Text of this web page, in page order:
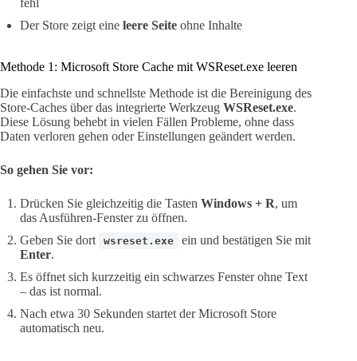
fehl
Der Store zeigt eine leere Seite ohne Inhalte
Methode 1: Microsoft Store Cache mit WSReset.exe leeren
Die einfachste und schnellste Methode ist die Bereinigung des
Store-Caches über das integrierte Werkzeug WSReset.exe.
Diese Lösung behebt in vielen Fällen Probleme, ohne dass
Daten verloren gehen oder Einstellungen geändert werden.
So gehen Sie vor:
Drücken Sie gleichzeitig die Tasten Windows + R, um
das Ausführen-Fenster zu öffnen.
Geben Sie dort
wsreset.exe
ein und bestätigen Sie mit
Enter.
Es öffnet sich kurzzeitig ein schwarzes Fenster ohne Text
– das ist normal.
Nach etwa 30 Sekunden startet der Microsoft Store
automatisch neu.